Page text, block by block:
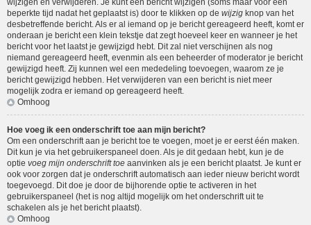
wijzigen en verwijderen. Je kunt een bericht wijzigen (soms maar voor een
beperkte tijd nadat het geplaatst is) door te klikken op de wijzig knop van het
desbetreffende bericht. Als er al iemand op je bericht gereageerd heeft, komt er
onderaan je bericht een klein tekstje dat zegt hoeveel keer en wanneer je het
bericht voor het laatst je gewijzigd hebt. Dit zal niet verschijnen als nog
niemand gereageerd heeft, evenmin als een beheerder of moderator je bericht
gewijzigd heeft. Zij kunnen wel een mededeling toevoegen, waarom ze je
bericht gewijzigd hebben. Het verwijderen van een bericht is niet meer
mogelijk zodra er iemand op gereageerd heeft.
Omhoog
Hoe voeg ik een onderschrift toe aan mijn bericht?
Om een onderschrift aan je bericht toe te voegen, moet je er eerst één maken.
Dit kun je via het gebruikerspaneel doen. Als je dit gedaan hebt, kun je de
optie voeg mijn onderschrift toe aanvinken als je een bericht plaatst. Je kunt er
ook voor zorgen dat je onderschrift automatisch aan ieder nieuw bericht wordt
toegevoegd. Dit doe je door de bijhorende optie te activeren in het
gebruikerspaneel (het is nog altijd mogelijk om het onderschrift uit te
schakelen als je het bericht plaatst).
Omhoog